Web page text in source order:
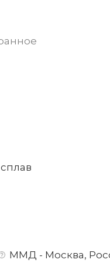
ММД - Москва,